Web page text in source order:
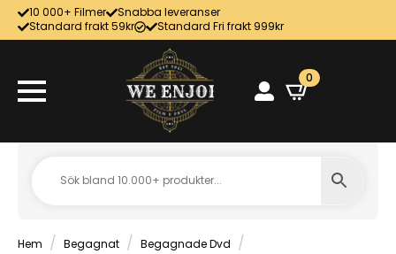
10 000+ Filmer
Snabba leveranser
Standard frakt 59kr
Standard Fri frakt 999kr
0
Hem Begagnat
Begagnade Dvd